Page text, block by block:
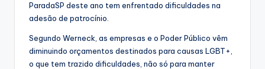
ParadaSP deste ano tem enfrentado dificuldades na
adesão de patrocínio.
Segundo Werneck, as empresas e o Poder Público vêm
diminuindo orçamentos destinados para causas LGBT+,
o que tem trazido dificuldades, não só para manter